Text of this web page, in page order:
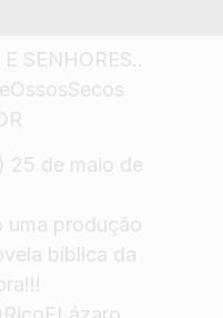
SENHORES..
25 de maio de
uma produção
bíblica da